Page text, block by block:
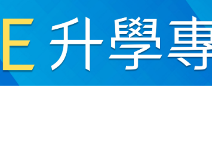
健康 科技 影片